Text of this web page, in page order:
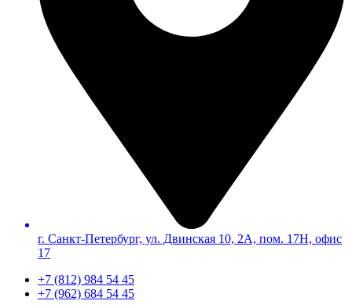
г. Санкт-Петербург, ул. Двинская 10, 2А, пом. 17Н, офис
17
+7 (812) 984 54 45
+7 (962) 684 54 45